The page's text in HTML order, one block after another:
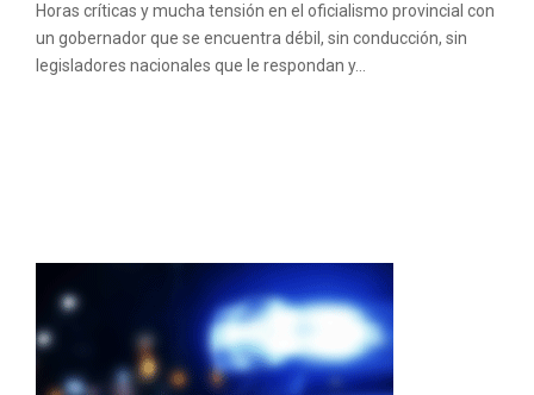
Horas críticas y mucha tensión en el oficialismo provincial con
un gobernador que se encuentra débil, sin conducción, sin
legisladores nacionales que le respondan y...